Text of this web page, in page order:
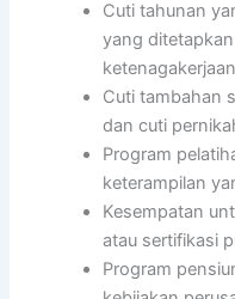
Cuti tahunan
yang
Cuti tambahan
dan cuti
Program
keterampilan
Kesempatan
atau sertifikasi
Program